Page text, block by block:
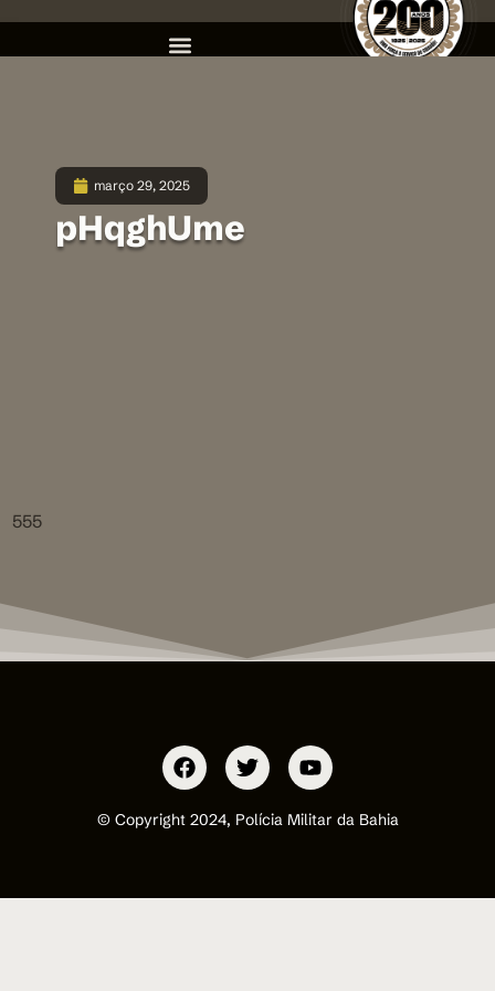
março 29, 2025
pHqghUme
555
© Copyright 2024, Polícia Militar da Bahia